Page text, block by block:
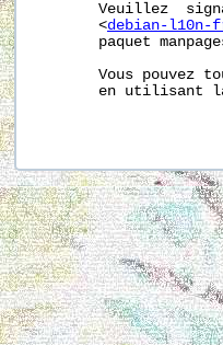
Veuillez
       <
debian-l10n-
paquet
Vous pouvez
en utilisant